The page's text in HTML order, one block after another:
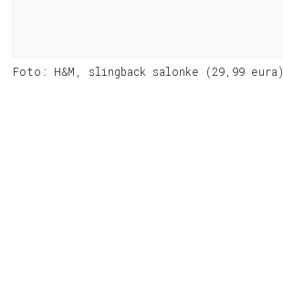
Foto: H&M, slingback salonke (29,99 eura)